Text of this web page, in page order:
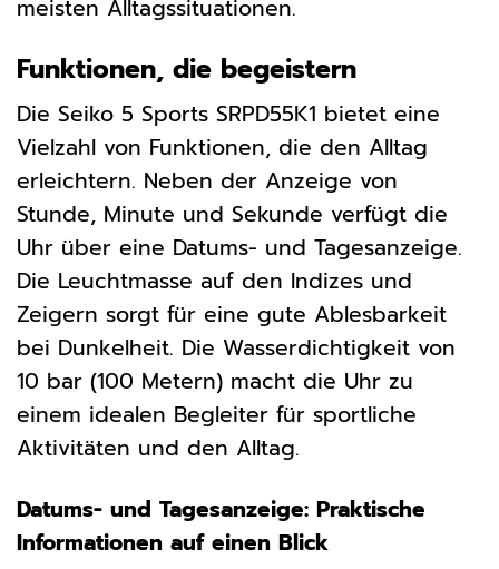
meisten Alltagssituationen.
Funktionen, die begeistern
Die Seiko 5 Sports SRPD55K1 bietet eine
Vielzahl von Funktionen, die den Alltag
erleichtern. Neben der Anzeige von
Stunde, Minute und Sekunde verfügt die
Uhr über eine Datums- und Tagesanzeige.
Die Leuchtmasse auf den Indizes und
Zeigern sorgt für eine gute Ablesbarkeit
bei Dunkelheit. Die Wasserdichtigkeit von
10 bar (100 Metern) macht die Uhr zu
einem idealen Begleiter für sportliche
Aktivitäten und den Alltag.
Datums- und Tagesanzeige: Praktische
Informationen auf einen Blick